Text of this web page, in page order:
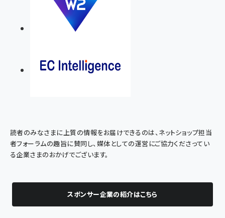
読者のみなさまに上質の情報をお届けできるのは、ネットショップ担当
者フォーラムの趣旨に賛同し、媒体としての運営にご協力くださってい
る企業さまのおかげでございます。
スポンサー企業の紹介はこちら